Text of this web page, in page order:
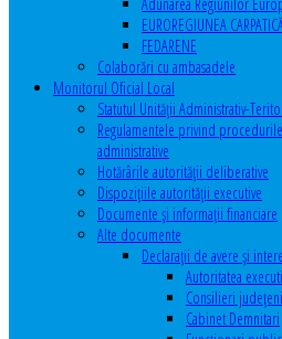
EUROREGIUNEA
FEDARENE
Colaborări cu ambasadele
Monitorul Oficial Local
Statutul Unităţii Administrativ-
Regulamentele privind procedurile
administrative
Hotărârile autorităţii deliberative
Dispoziţiile autorităţii executive
Documente şi informaţii financiare
Alte documente
Declaraţii de avere şi
Autoritatea
Consilieri judeţeni
Cabinet Demnitari